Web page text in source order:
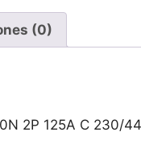
(0)
2P 125A C 230/